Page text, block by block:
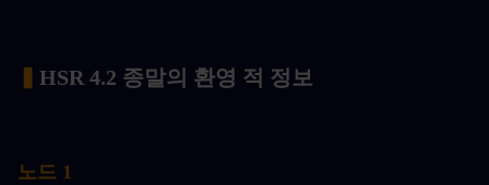
HSR 4.2 종말의 환영 적 정보
노드 1